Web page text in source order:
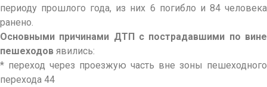
периоду прошлого года, из них 6 погибло и 84 человека
ранено.
Основными причинами ДТП с пострадавшими по вине
пешеходов явились:
* переход через проезжую часть вне зоны пешеходного
перехода 44